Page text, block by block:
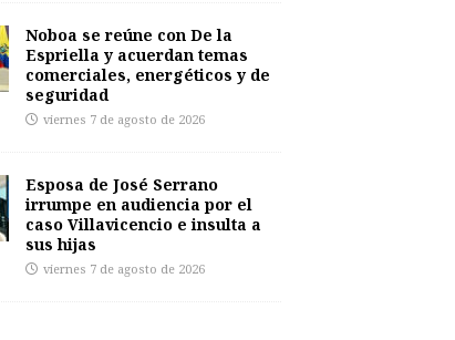
Noboa se reúne con De la
Espriella y acuerdan temas
comerciales, energéticos y de
seguridad
viernes 7 de agosto de 2026
Esposa de José Serrano
irrumpe en audiencia por el
caso Villavicencio e insulta a
sus hijas
viernes 7 de agosto de 2026